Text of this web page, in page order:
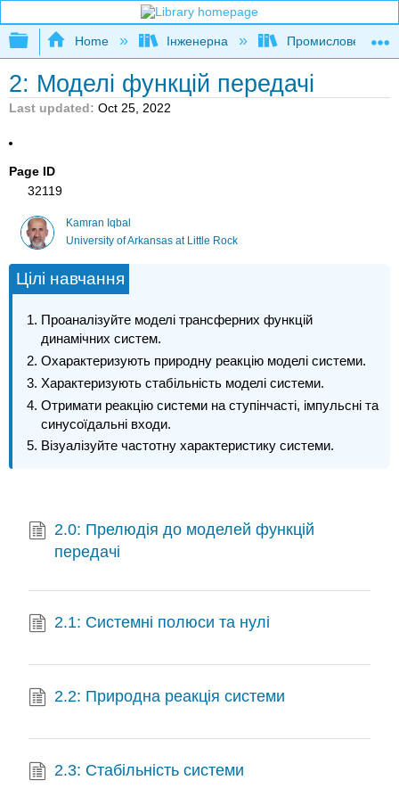
Expand/collapse global hierarchy
Home Інженерна Промислове та
2: Моделі функцій передачі
Last updated Oct 25, 2022
Page ID
32119
Kamran Iqbal
University of Arkansas at Little Rock
Цілі навчання
Проаналізуйте моделі трансферних функцій
динамічних систем.
Охарактеризують природну реакцію моделі системи.
Характеризують стабільність моделі системи.
Отримати реакцію системи на ступінчасті, імпульсні та
синусоїдальні входи.
Візуалізуйте частотну характеристику системи.
2.0: Прелюдія до моделей функцій
передачі
2.1: Системні полюси та нулі
2.2: Природна реакція системи
2.3: Стабільність системи